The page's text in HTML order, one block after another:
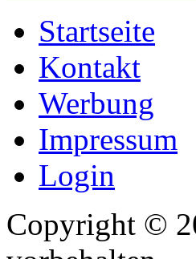
Startseite
Kontakt
Werbung
Impressum
Login
Copyright ©